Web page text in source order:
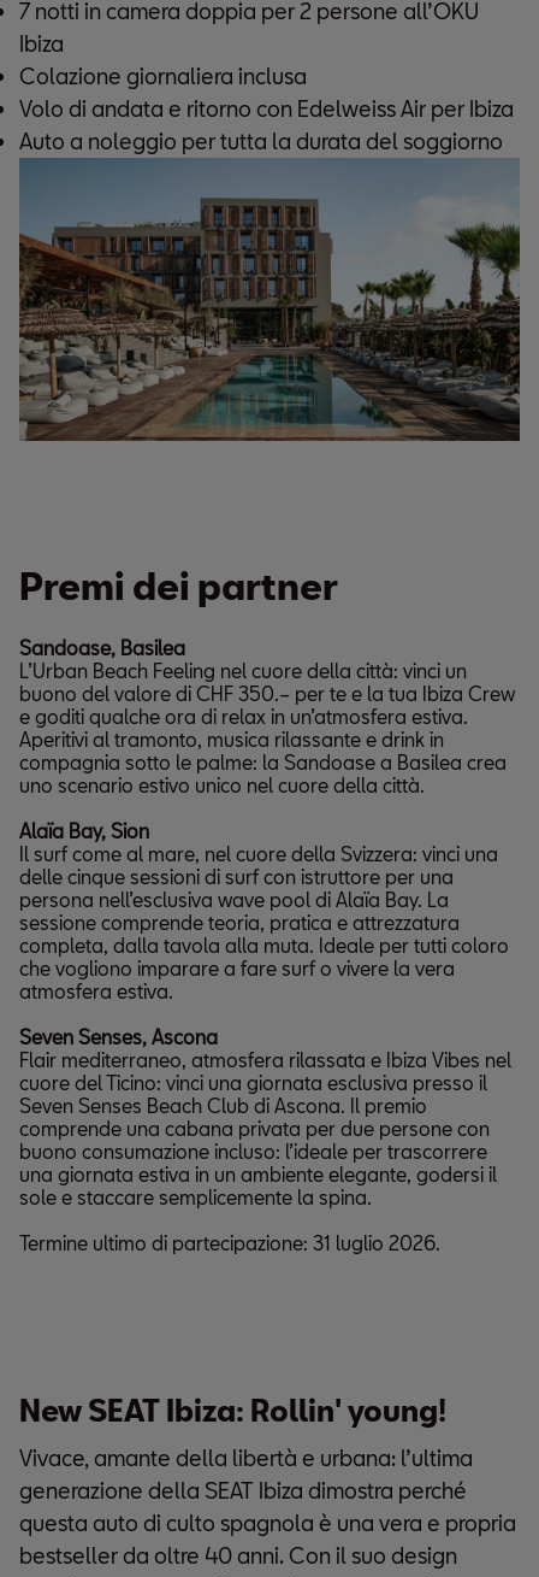
7 notti in camera doppia per 2 persone all’OKU
Ibiza
Colazione giornaliera inclusa
Volo di andata e ritorno con Edelweiss Air per Ibiza
Auto a noleggio per tutta la durata del soggiorno
Premi dei partner
Sandoase, Basilea
L’Urban Beach Feeling nel cuore della città: vinci un
buono del valore di CHF 350.– per te e la tua Ibiza Crew
e goditi qualche ora di relax in un’atmosfera estiva.
Aperitivi al tramonto, musica rilassante e drink in
compagnia sotto le palme: la Sandoase a Basilea crea
uno scenario estivo unico nel cuore della città.
Alaïa Bay, Sion
Il surf come al mare, nel cuore della Svizzera: vinci una
delle cinque sessioni di surf con istruttore per una
persona nell’esclusiva wave pool di Alaïa Bay. La
sessione comprende teoria, pratica e attrezzatura
completa, dalla tavola alla muta. Ideale per tutti coloro
che vogliono imparare a fare surf o vivere la vera
atmosfera estiva.
Seven Senses, Ascona
Flair mediterraneo, atmosfera rilassata e Ibiza Vibes nel
cuore del Ticino: vinci una giornata esclusiva presso il
Seven Senses Beach Club di Ascona. Il premio
comprende una cabana privata per due persone con
buono consumazione incluso: l’ideale per trascorrere
una giornata estiva in un ambiente elegante, godersi il
sole e staccare semplicemente la spina.
Termine ultimo di partecipazione: 31 luglio 2026.
New SEAT Ibiza: Rollin' young!
Vivace, amante della libertà e urbana: l’ultima
generazione della SEAT Ibiza dimostra perché
questa auto di culto spagnola è una vera e propria
bestseller da oltre 40 anni. Con il suo design